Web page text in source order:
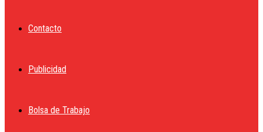
Contacto
Publicidad
Bolsa de Trabajo